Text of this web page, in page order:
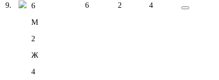
9.
6
М
2
Ж
4
6 2 4